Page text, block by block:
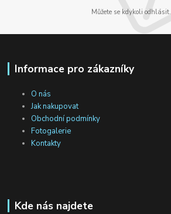
Můžete se kdykoli odhlásit.
Informace pro zákazníky
O nás
Jak nakupovat
Obchodní podmínky
Fotogalerie
Kontakty
Kde nás najdete